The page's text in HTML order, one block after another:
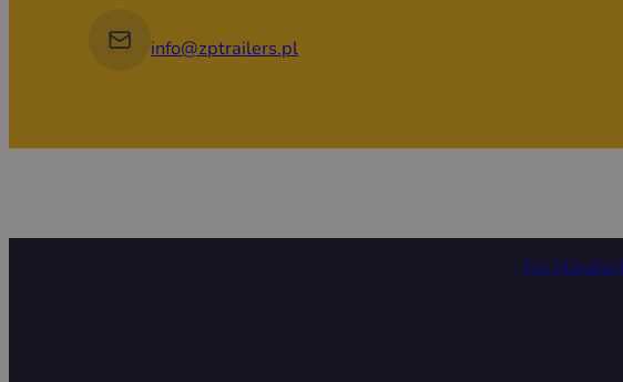
info@zptrailers.pl
Für Händler